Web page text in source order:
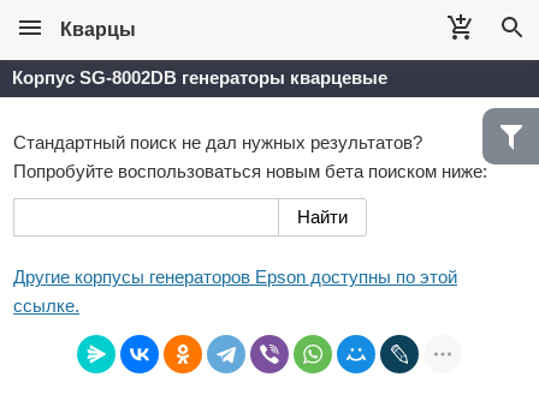
Кварцы
Корпус SG-8002DB генераторы кварцевые
Стандартный поиск не дал нужных результатов?
Попробуйте воспользоваться новым бета поиском ниже:
Другие корпусы генераторов Epson доступны по этой
ссылке.